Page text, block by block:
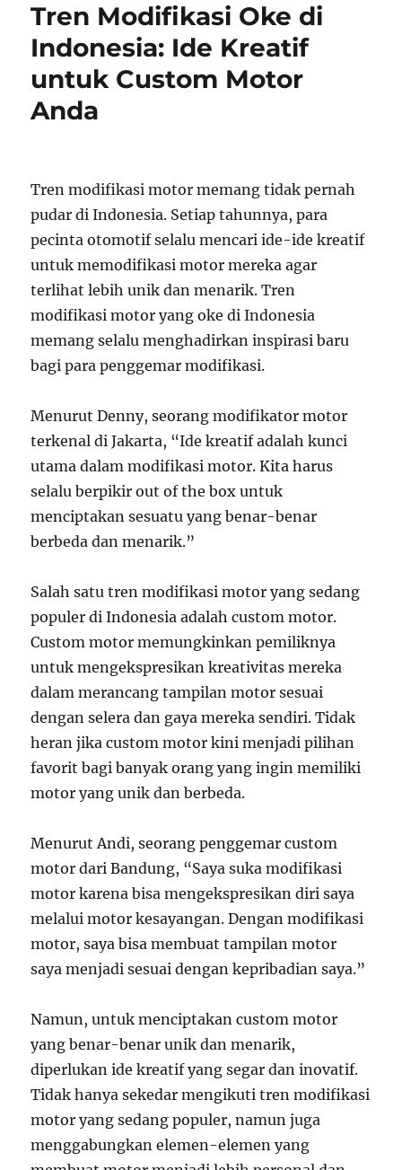
Tren Modifikasi Oke di
Indonesia: Ide Kreatif
untuk Custom Motor
Anda
Tren modifikasi motor memang tidak pernah
pudar di Indonesia. Setiap tahunnya, para
pecinta otomotif selalu mencari ide-ide kreatif
untuk memodifikasi motor mereka agar
terlihat lebih unik dan menarik. Tren
modifikasi motor yang oke di Indonesia
memang selalu menghadirkan inspirasi baru
bagi para penggemar modifikasi.
Menurut Denny, seorang modifikator motor
terkenal di Jakarta, “Ide kreatif adalah kunci
utama dalam modifikasi motor. Kita harus
selalu berpikir out of the box untuk
menciptakan sesuatu yang benar-benar
berbeda dan menarik.”
Salah satu tren modifikasi motor yang sedang
populer di Indonesia adalah custom motor.
Custom motor memungkinkan pemiliknya
untuk mengekspresikan kreativitas mereka
dalam merancang tampilan motor sesuai
dengan selera dan gaya mereka sendiri. Tidak
heran jika custom motor kini menjadi pilihan
favorit bagi banyak orang yang ingin memiliki
motor yang unik dan berbeda.
Menurut Andi, seorang penggemar custom
motor dari Bandung, “Saya suka modifikasi
motor karena bisa mengekspresikan diri saya
melalui motor kesayangan. Dengan modifikasi
motor, saya bisa membuat tampilan motor
saya menjadi sesuai dengan kepribadian saya.”
Namun, untuk menciptakan custom motor
yang benar-benar unik dan menarik,
diperlukan ide kreatif yang segar dan inovatif.
Tidak hanya sekedar mengikuti tren modifikasi
motor yang sedang populer, namun juga
menggabungkan elemen-elemen yang